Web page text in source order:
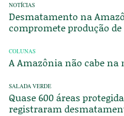
NOTÍCIAS
Desmatamento na
compromete produção
COLUNAS
A Amazônia não cabe
SALADA VERDE
Quase 600 áreas
registraram